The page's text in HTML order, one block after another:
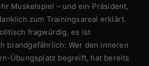
Muskelspiel – und ein Präsident,
zum Trainingsareal erklärt.
fragwürdig, es ist
brandgefährlich: Wer den inneren
Übungsplatz begreift, hat bereits